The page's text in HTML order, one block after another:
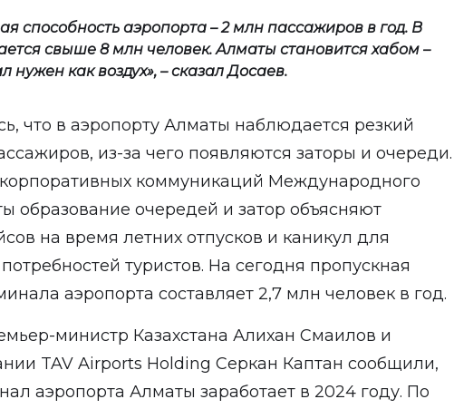
способность аэропорта – 2 млн пассажиров в год. В
свыше 8 млн человек. Алматы становится хабом –
нужен как воздух», – сказал Досаев.
что в аэропорту Алматы наблюдается резкий
из-за чего появляются заторы и очереди.
коммуникаций Международного
образование очередей и затор объясняют
на время летних отпусков и каникул для
туристов. На сегодня пропускная
аэропорта составляет 2,7 млн человек в год.
министр Казахстана Алихан Смаилов и
TAV Airports Holding Серкан Каптан сообщили,
аэропорта Алматы заработает в 2024 году. По